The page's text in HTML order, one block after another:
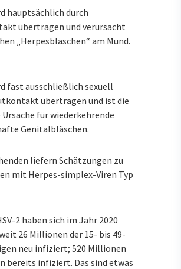
hauptsächlich durch
übertragen und verursacht
„Herpesbläschen“ am Mund.
fast ausschließlich sexuell
übertragen und ist die
für wiederkehrende
Genitalbläschen.
liefern Schätzungen zu
mit Herpes-simplex-Viren Typ
2 haben sich im Jahr 2020
26 Millionen der 15- bis 49-
neu infiziert; 520 Millionen
bereits infiziert. Das sind etwas